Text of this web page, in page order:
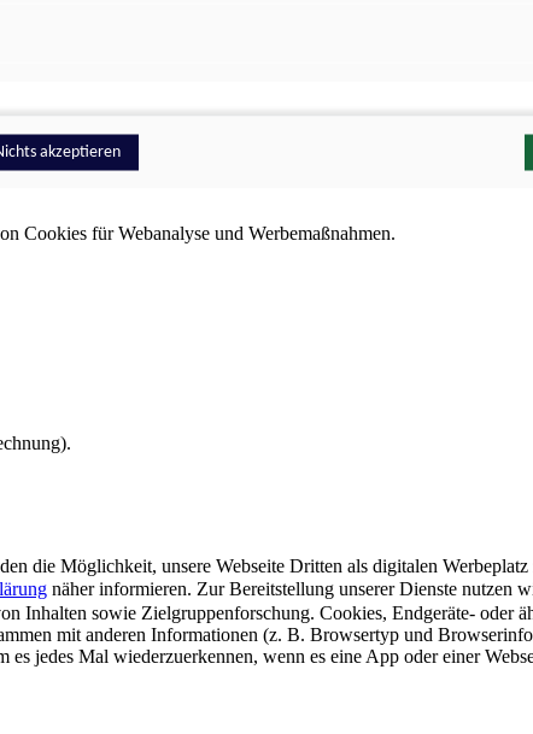
Cookies für Webanalyse und Werbemaßnahmen.
die Möglichkeit, unsere Webseite Dritten als digitalen
näher informieren. Zur Bereitstellung unserer Dienste nutzen
Inhalten sowie Zielgruppenforschung. Cookies, Endgeräte- oder
mit anderen Informationen (z. B. Browsertyp und
jedes Mal wiederzuerkennen, wenn es eine App oder einer
akzeptieren